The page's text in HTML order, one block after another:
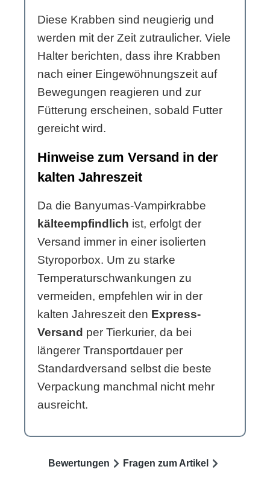
Diese Krabben sind neugierig und
werden mit der Zeit zutraulicher. Viele
Halter berichten, dass ihre Krabben
nach einer Eingewöhnungszeit auf
Bewegungen reagieren und zur
Fütterung erscheinen, sobald Futter
gereicht wird.
Hinweise zum Versand in der
kalten Jahreszeit
Da die Banyumas-Vampirkrabbe
kälteempfindlich ist, erfolgt der
Versand immer in einer isolierten
Styroporbox. Um zu starke
Temperaturschwankungen zu
vermeiden, empfehlen wir in der
kalten Jahreszeit den Express-
Versand per Tierkurier, da bei
längerer Transportdauer per
Standardversand selbst die beste
Verpackung manchmal nicht mehr
ausreicht.
Bewertungen Fragen zum Artikel